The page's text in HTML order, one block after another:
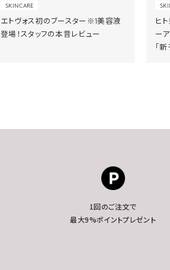
SKINCARE
エトヴォス初のブースター※1美容液
登場！スタッフの本音レビュー
ヒ
ー
「
1回のご注文で
最大9%ポイントプレゼント